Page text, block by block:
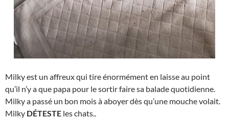
Milky est un affreux qui tire énormément en laisse au point
qu’il n’y a que papa pour le sortir faire sa balade quotidienne.
Milky a passé un bon mois à aboyer dès qu’une mouche volait.
Milky DÉTESTE les chats..